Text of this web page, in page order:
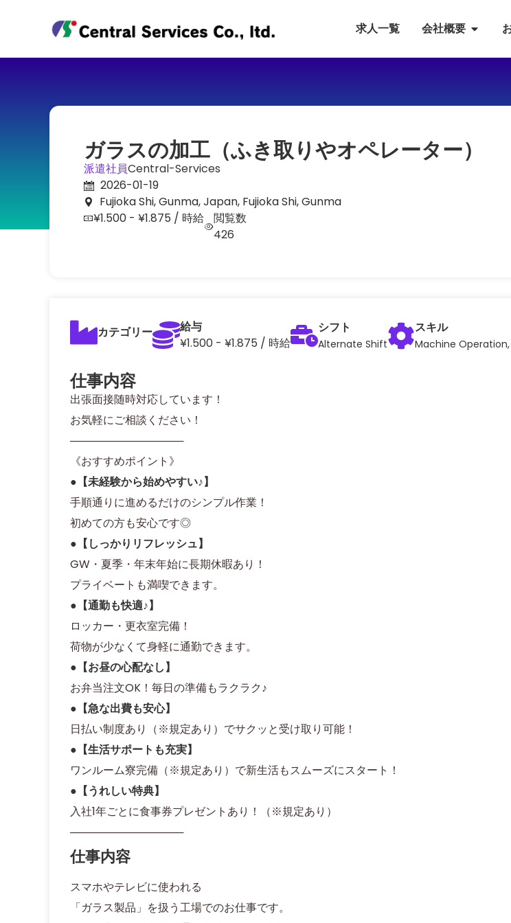
求人一覧 会社概要
ガラスの加工（ふき取りやオペレーター）
派遣社員Central-Services
2026-01-19
Fujioka Shi, Gunma, Japan, Fujioka Shi, Gunma
¥1.500 - ¥1.875 / 時給
閲覧数
426
カテゴリー
給与
¥1.500 - ¥1.875 / 時給
シフト
Alternate Shift
スキル
Machine
仕事内容
出張面接随時対応しています！
お気軽にご相談ください！
───────────────
《おすすめポイント》
●【未経験から始めやすい♪】
手順通りに進めるだけのシンプル作業！
初めての方も安心です◎
●【しっかりリフレッシュ】
GW・夏季・年末年始に長期休暇あり！
プライベートも満喫できます。
●【通勤も快適♪】
ロッカー・更衣室完備！
荷物が少なくて身軽に通勤できます。
●【お昼の心配なし】
お弁当注文OK！毎日の準備もラクラク♪
●【急な出費も安心】
日払い制度あり（※規定あり）でサクッと受け取り可能！
●【生活サポートも充実】
ワンルーム寮完備（※規定あり）で新生活もスムーズにスタート！
●【うれしい特典】
入社1年ごとに食事券プレゼントあり！（※規定あり）
───────────────
仕事内容
スマホやテレビに使われる
「ガラス製品」を扱う工場でのお仕事です。